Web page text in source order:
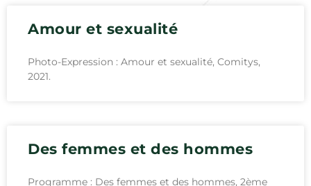
Amour et sexualité
Photo-Expression : Amour et sexualité, Comitys,
2021.
Des femmes et des hommes
Programme : Des femmes et des hommes, 2ème